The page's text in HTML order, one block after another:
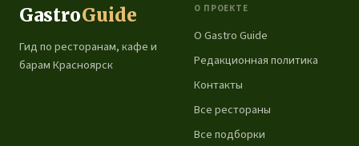
GastroGuide
Гид по ресторанам, кафе и
барам Красноярск
О ПРОЕКТЕ
О Gastro Guide
Редакционная политика
Контакты
Все рестораны
Все подборки